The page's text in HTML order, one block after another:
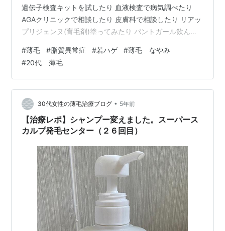
遺伝子検査キットを試したり 血液検査で病気調べたり
AGAクリニックで相談したり 皮膚科で相談したり リアッ
プリジェンヌ(育毛剤)塗ってみたり パントガール飲んだ
ールはまだ続けてる) しかし、思い返せば、健康診断で2
年連続で引っかかっている項目が… 何故かノーマークだ
ったのですが、 もうこれしか原因無くね！？ そう思いま
した。 脂質代謝異常です。 脂質異常症、高脂血症とも言
うらしい。 血液中に含まれるコレステロール・中性脂肪
が異常…
#薄毛 #脂質異常症 #若ハゲ #薄毛 なやみ
#20代 薄毛
30代女性の薄毛治療ブログ • 5年前
【治療レポ】シャンプー変えました。スーパース
カルプ発毛センター（２６回目）